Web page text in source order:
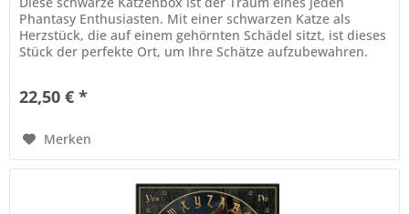
Phantasy Enthusiasten. Mit einer schwarzen Katze als
Herzstück, die auf einem gehörnten Schädel sitzt, ist dieses
Stück der perfekte Ort, um Ihre Schätze aufzubewahren.
22,50 € *
Merken